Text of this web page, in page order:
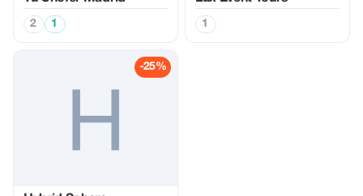
2 1 1
-25%